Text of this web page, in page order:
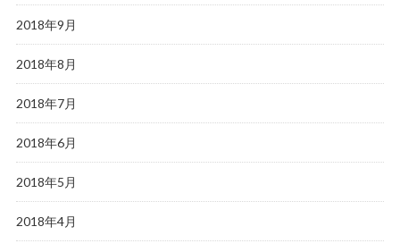
2018年9月
2018年8月
2018年7月
2018年6月
2018年5月
2018年4月